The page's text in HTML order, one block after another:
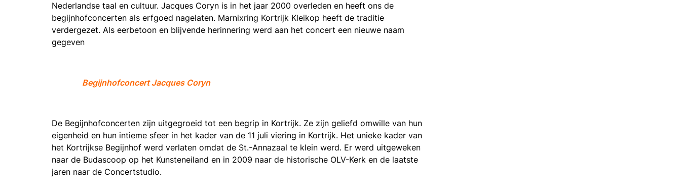
Nederlandse taal en cultuur. Jacques Coryn is in het jaar 2000 overleden en heeft ons de
begijnhofconcerten als erfgoed nagelaten. Marnixring Kortrijk Kleikop heeft de traditie
verdergezet. Als eerbetoon en blijvende herinnering werd aan het concert een nieuwe naam
gegeven
Begijnhofconcert Jacques Coryn
De Begijnhofconcerten zijn uitgegroeid tot een begrip in Kortrijk. Ze zijn geliefd omwille van hun
eigenheid en hun intieme sfeer in het kader van de 11 juli viering in Kortrijk. Het unieke kader van
het Kortrijkse Begijnhof werd verlaten omdat de St.-Annazaal te klein werd. Er werd uitgeweken
naar de Budascoop op het Kunsteneiland en in 2009 naar de historische OLV-Kerk en de laatste
jaren naar de Concertstudio.